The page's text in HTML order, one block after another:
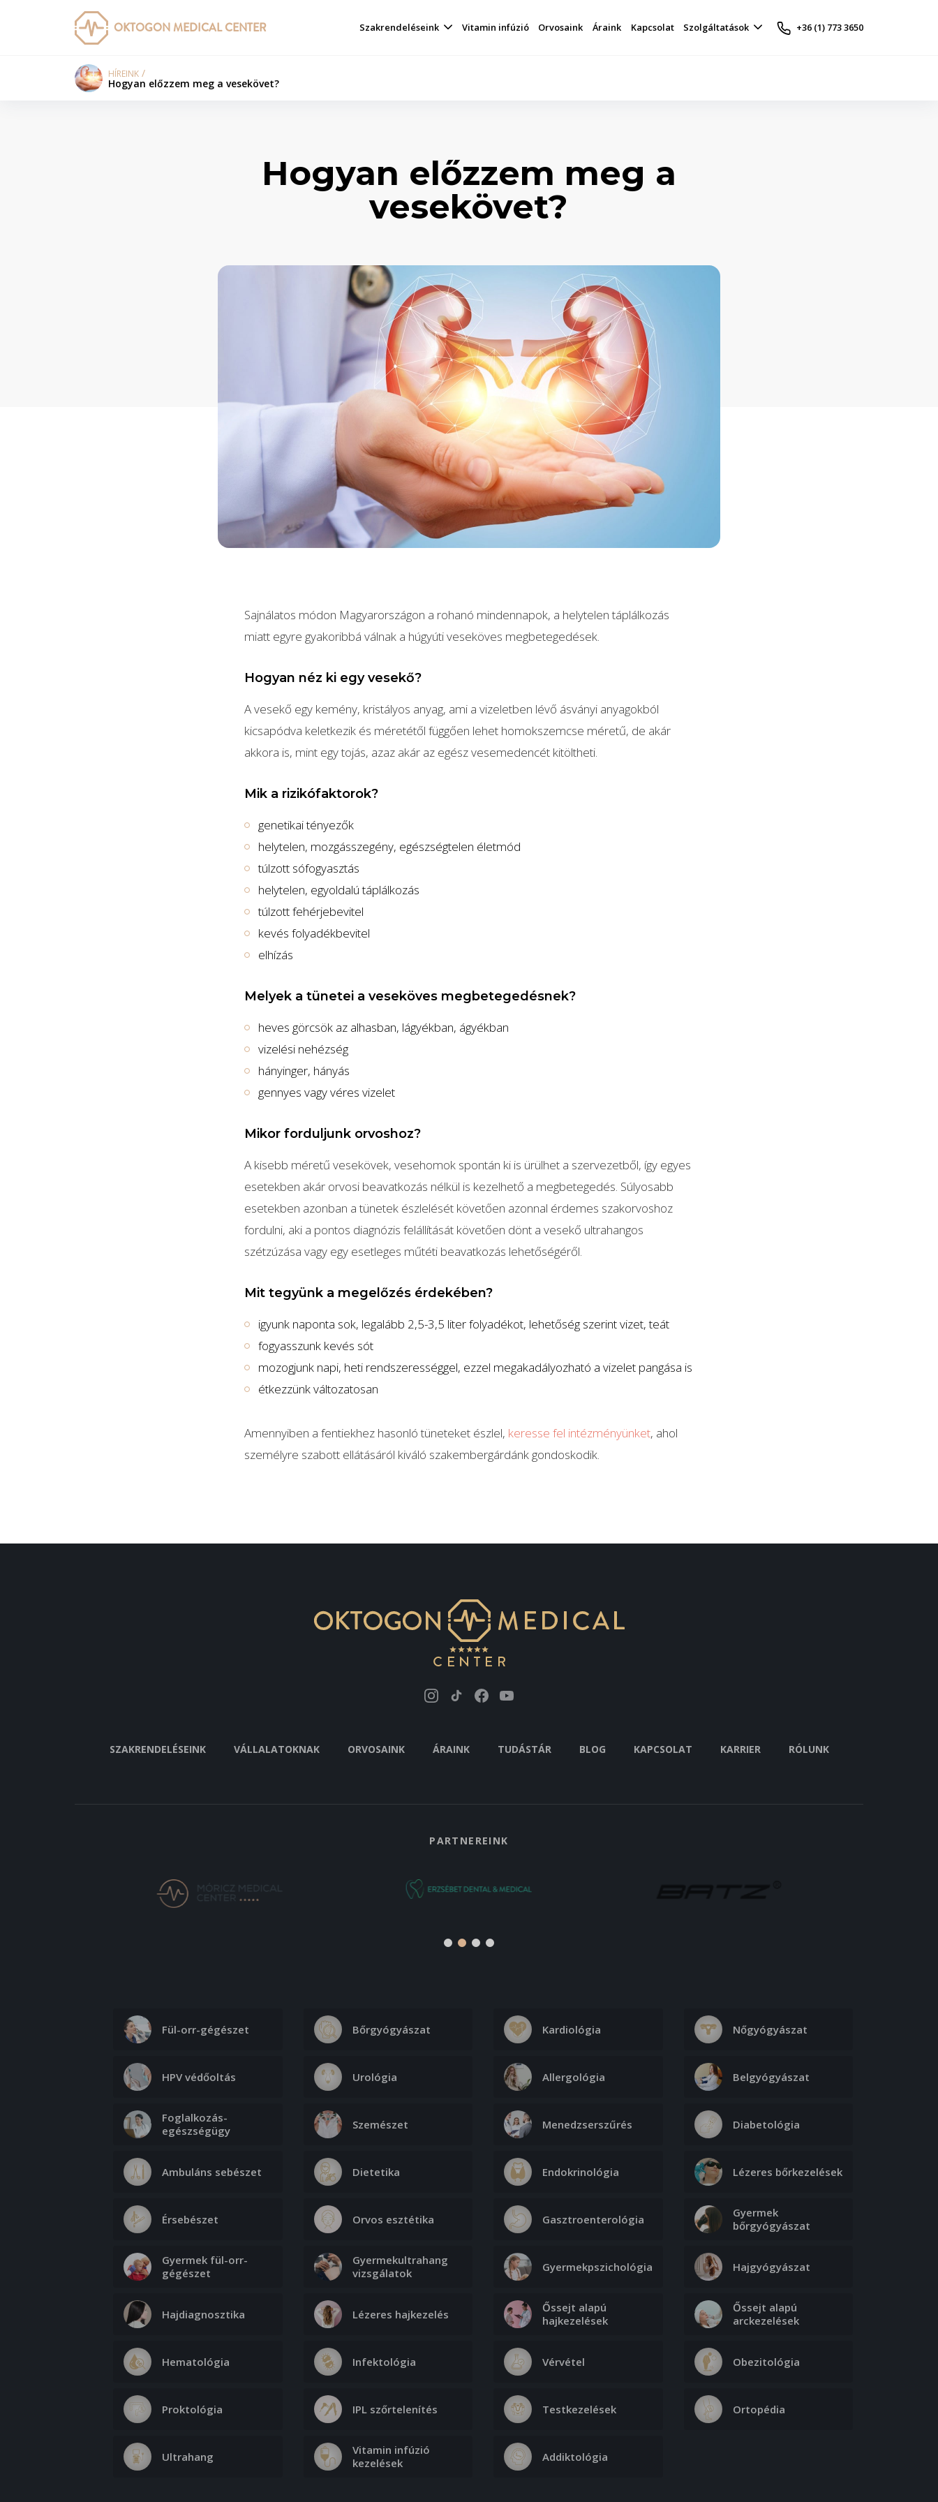
OKTOGON MEDICAL CENTER Szakrendeléseink Vitamin infúzió Orvosaink Áraink Kapcsolat Szolgáltatások +36 (1) 773 3650
HÍREINK
Hogyan előzzem meg a vesekövet?
Hogyan előzzem meg a
vesekövet?
Sajnálatos módon Magyarországon a rohanó mindennapok, a helytelen táplálkozás
miatt egyre gyakoribbá válnak a húgyúti veseköves megbetegedések.
Hogyan néz ki egy vesekő?
A vesekő egy kemény, kristályos anyag, ami a vizeletben lévő ásványi anyagokból
kicsapódva keletkezik és méretétől függően lehet homokszemcse méretű, de akár
akkora is, mint egy tojás, azaz akár az egész vesemedencét kitöltheti.
Mik a rizikófaktorok?
genetikai tényezők
helytelen, mozgásszegény, egészségtelen életmód
túlzott sófogyasztás
helytelen, egyoldalú táplálkozás
túlzott fehérjebevitel
kevés folyadékbevitel
elhízás
Melyek a tünetei a veseköves megbetegedésnek?
heves görcsök az alhasban, lágyékban, ágyékban
vizelési nehézség
hányinger, hányás
gennyes vagy véres vizelet
Mikor forduljunk orvoshoz?
A kisebb méretű vesekövek, vesehomok spontán ki is ürülhet a szervezetből, így egyes
esetekben akár orvosi beavatkozás nélkül is kezelhető a megbetegedés. Súlyosabb
esetekben azonban a tünetek észlelését követően azonnal érdemes szakorvoshoz
fordulni, aki a pontos diagnózis felállítását követően dönt a vesekő ultrahangos
szétzúzása vagy egy esetleges műtéti beavatkozás lehetőségéről.
Mit tegyünk a megelőzés érdekében?
igyunk naponta sok, legalább 2,5-3,5 liter folyadékot, lehetőség szerint vizet, teát
fogyasszunk kevés sót
mozogjunk napi, heti rendszerességgel, ezzel megakadályozható a vizelet pangása is
étkezzünk változatosan
Amennyiben a fentiekhez hasonló tüneteket észlel, keresse fel intézményünket, ahol
személyre szabott ellátásáról kiváló szakembergárdánk gondoskodik.
SZAKRENDELÉSEINK VÁLLALATOKNAK ORVOSAINK ÁRAINK TUDÁSTÁR BLOG KAPCSOLAT KARRIER RÓLUNK
PARTNEREINK
Fül-orr-gégészet Bőrgyógyászat Kardiológia Nőgyógyászat
HPV védőoltás Urológia Allergológia Belgyógyászat
Foglalkozás-
egészségügy
Szemészet Menedzserszűrés Diabetológia
Ambuláns sebészet Dietetika Endokrinológia Lézeres bőrkezelések
Érsebészet Orvos esztétika Gasztroenterológia
Gyermek
bőrgyógyászat
Gyermek fül-orr-
gégészet
Gyermekultrahang
vizsgálatok
Gyermekpszichológia Hajgyógyászat
Hajdiagnosztika Lézeres hajkezelés
Őssejt alapú
hajkezelések
Őssejt alapú
arckezelések
Hematológia Infektológia Vérvétel Obezitológia
Proktológia IPL szőrtelenítés Testkezelések Ortopédia
Ultrahang
Vitamin infúzió
kezelések
Addiktológia